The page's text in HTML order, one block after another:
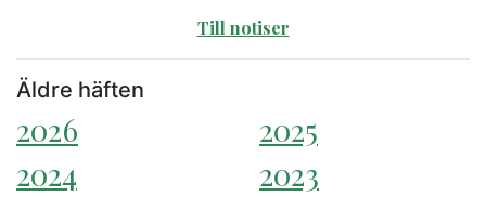
Till notiser
Äldre häften
2026
2025
2024
2023